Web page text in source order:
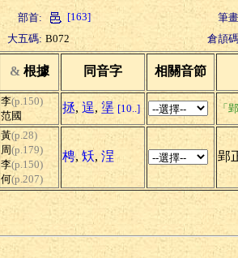
部首: [163]
筆
大五碼: B072 倉頡
& 根據 同音字 相關音節
李(p.150)
范國
拯, 逞, 塣 [10..] 「
黃(p.28)
周(p.179)
李(p.150)
何(p.207)
梬, 矨, 浧 郢